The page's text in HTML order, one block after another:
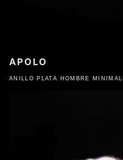
ANILLO PLATA HOMBRE
APOLO